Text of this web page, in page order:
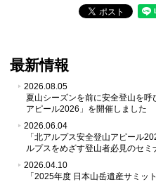
最新情報
2026.08.05
夏山シーズンを前に安全登山を
アピール2026」を開催しました
2026.06.04
「北アルプス安全登山アピール
ルプスをめざす登山者必見のセミ
2026.04.10
「2025年度 日本山岳遺産サミッ